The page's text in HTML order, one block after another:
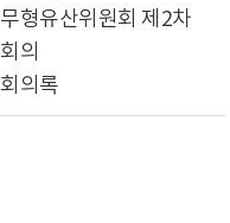
무형유산위원회 제2차
회의
회의록